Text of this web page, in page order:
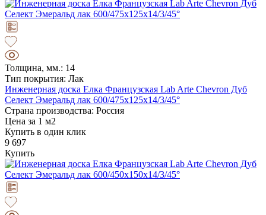
Толщина, мм.: 14
Тип покрытия: Лак
Инженерная доска Елка Французская Lab Arte Chevron Дуб
Селект Эмеральд лак 600/475х125х14/3/45°
Страна производства: Россия
Цена за 1 м2
Купить в один клик
9 697
Купить